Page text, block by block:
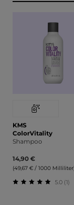
KMS
ColorVitality
Shampoo
14,90 €
(49,67 € / 1000
5.0 (1)